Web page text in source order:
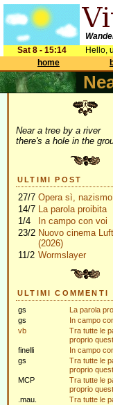
Sat 8 - 15:14
Hello,
home
Near a tree by a river
there's a hole in the
ULTIMI POST
27/7 Opera sì,
14/7 La parola proibita
1/4
In campo con voi
23/2 Nuovo cinema
(2026)
11/2 Wormslayer
ULTIMI COMMENTI
gs
La parola
gs
In campo
vb
Tra tutte le
proprio
finelli
In campo
gs
Tra tutte le
proprio
MCP
Tra tutte le
proprio
.mau.
Tra tutte le